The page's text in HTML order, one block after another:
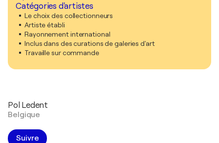
Catégories d'artistes
Le choix des collectionneurs
Artiste établi
Rayonnement international
Inclus dans des curations de galeries d'art
Travaille sur commande
Pol Ledent
Belgique
Suivre